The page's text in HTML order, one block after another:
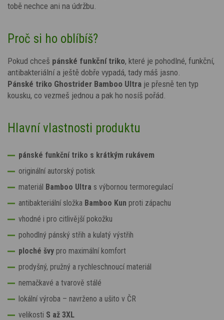
tobě nechce ani na údržbu.
Proč si ho oblíbíš?
Pokud chceš pánské funkční triko, které je pohodlné, funkční,
antibakteriální a ještě dobře vypadá, tady máš jasno.
Pánské triko Ghostrider Bamboo Ultra je přesně ten typ
kousku, co vezmeš jednou a pak ho nosíš pořád.
Hlavní vlastnosti produktu
pánské funkční triko s krátkým rukávem
originální autorský potisk
materiál Bamboo Ultra s výbornou termoregulací
antibakteriální složka Bamboo Kun proti zápachu
vhodné i pro citlivější pokožku
pohodlný pánský střih a kulatý výstřih
ploché švy pro maximální komfort
prodyšný, pružný a rychleschnoucí materiál
nemačkavé a tvarově stálé
lokální výroba – navrženo a ušito v ČR
velikosti S až 3XL